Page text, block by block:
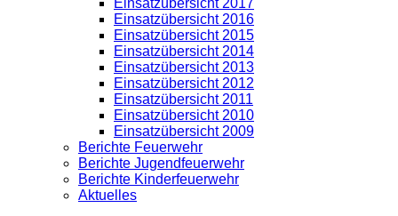
Einsatzübersicht 2016
Einsatzübersicht 2015
Einsatzübersicht 2014
Einsatzübersicht 2013
Einsatzübersicht 2012
Einsatzübersicht 2011
Einsatzübersicht 2010
Einsatzübersicht 2009
Berichte Feuerwehr
Berichte Jugendfeuerwehr
Berichte Kinderfeuerwehr
Aktuelles